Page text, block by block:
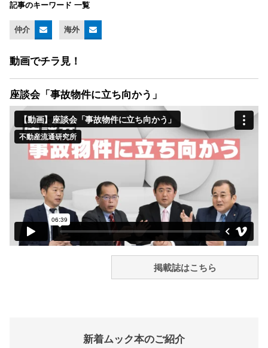
記事のキーワード 一覧
仲介 海外
動画でチラ見！
座談会「事故物件に立ち向かう」
掲載誌はこちら
新着ムック本のご紹介